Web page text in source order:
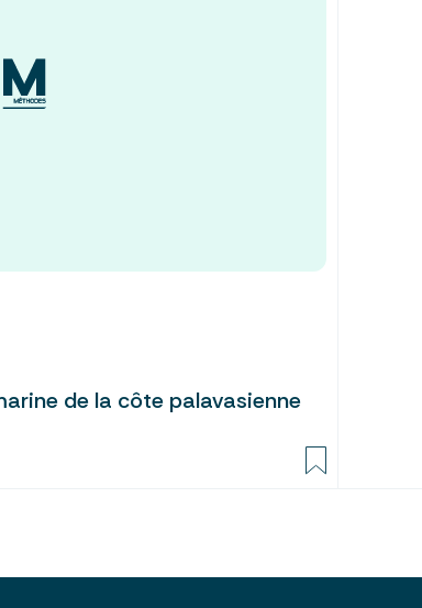
de la côte palavasienne